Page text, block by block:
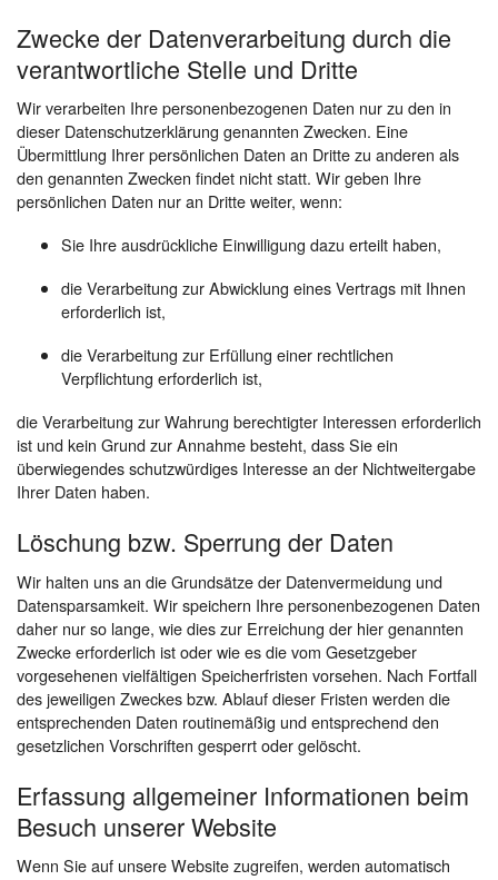
Zwecke der Datenverarbeitung durch die
verantwortliche Stelle und Dritte
Wir verarbeiten Ihre personenbezogenen Daten nur zu den in
dieser Datenschutzerklärung genannten Zwecken. Eine
Übermittlung Ihrer persönlichen Daten an Dritte zu anderen als
den genannten Zwecken findet nicht statt. Wir geben Ihre
persönlichen Daten nur an Dritte weiter, wenn:
Sie Ihre ausdrückliche Einwilligung dazu erteilt haben,
die Verarbeitung zur Abwicklung eines Vertrags mit Ihnen
erforderlich ist,
die Verarbeitung zur Erfüllung einer rechtlichen
Verpflichtung erforderlich ist,
die Verarbeitung zur Wahrung berechtigter Interessen erforderlich
ist und kein Grund zur Annahme besteht, dass Sie ein
überwiegendes schutzwürdiges Interesse an der Nichtweitergabe
Ihrer Daten haben.
Löschung bzw. Sperrung der Daten
Wir halten uns an die Grundsätze der Datenvermeidung und
Datensparsamkeit. Wir speichern Ihre personenbezogenen Daten
daher nur so lange, wie dies zur Erreichung der hier genannten
Zwecke erforderlich ist oder wie es die vom Gesetzgeber
vorgesehenen vielfältigen Speicherfristen vorsehen. Nach Fortfall
des jeweiligen Zweckes bzw. Ablauf dieser Fristen werden die
entsprechenden Daten routinemäßig und entsprechend den
gesetzlichen Vorschriften gesperrt oder gelöscht.
Erfassung allgemeiner Informationen beim
Besuch unserer Website
Wenn Sie auf unsere Website zugreifen, werden automatisch